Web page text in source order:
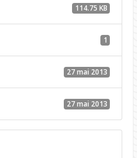
114.75 KB
1
27 mai 2013
27 mai 2013